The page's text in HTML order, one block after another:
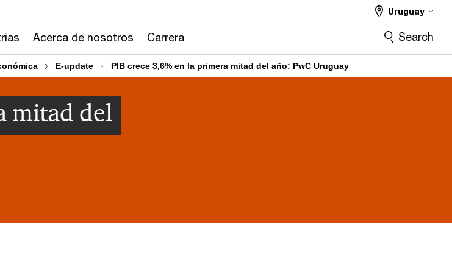
Acerca de nosotros Carrera
Uruguay
Search
E-update PIB crece 3,6% en la primera mitad del año: PwC Uruguay
mitad del